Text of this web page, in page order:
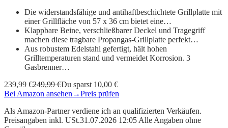
Die widerstandsfähige und antihaftbeschichtete Grillplatte mit
einer Grillfläche von 57 x 36 cm bietet eine…
Klappbare Beine, verschließbarer Deckel und Tragegriff
machen diese tragbare Propangas-Grillplatte perfekt…
Aus robustem Edelstahl gefertigt, hält hohen
Grilltemperaturen stand und vermeidet Korrosion. 3
Gasbrenner…
239,99 €249,99 €Du sparst 10,00 €
Bei Amazon ansehen →Preis prüfen
Als Amazon-Partner verdiene ich an qualifizierten Verkäufen.
Preisangaben inkl. USt.31.07.2026 12:05 Alle Angaben ohne